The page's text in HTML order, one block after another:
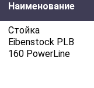
Наименование
Стойка
Eibenstock PLB
160 PowerLine